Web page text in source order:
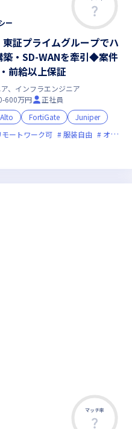
ー
東証プライムグループでハ
築・SD-WANを牽引◆案件
前給以上保証
、インフラエンジニア
600万円
正社員
FortiGate
Juniper
モートワーク可 服装自由 オンライン選考可
マッチ率